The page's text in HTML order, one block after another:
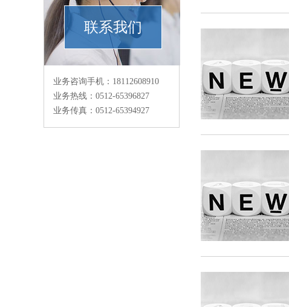
联系我们
业务咨询手机：18112608910
业务热线：0512-65396827
业务传真：0512-65394927